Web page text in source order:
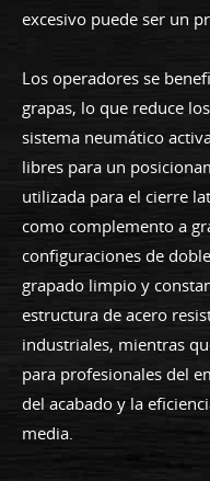
excesivo puede ser un
Los operadores se
grapas, lo que reduce
sistema neumático
libres para un
utilizada para el cierre
como complemento a
configuraciones de
grapado limpio y
estructura de acero
industriales, mientras
para profesionales del
del acabado y la
media.